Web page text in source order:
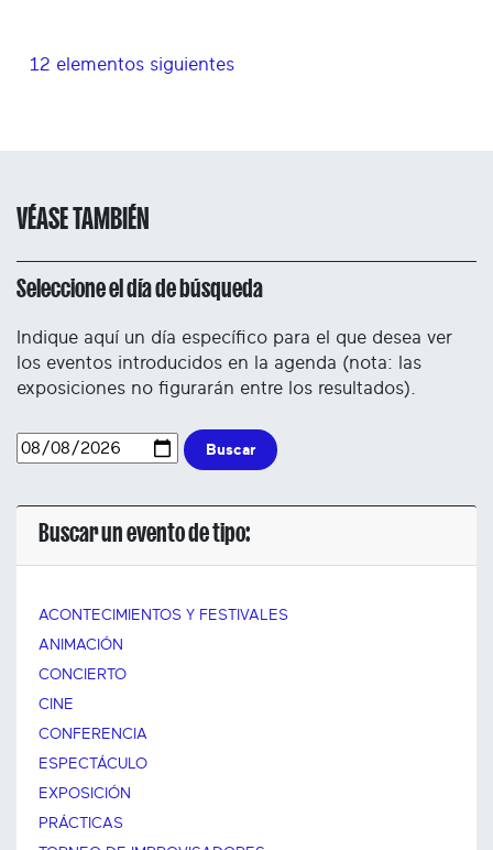
12 elementos siguientes
VÉASE TAMBIÉN
Seleccione el día de búsqueda
Indique aquí un día específico para el que desea ver
los eventos introducidos en la agenda (nota: las
exposiciones no figurarán entre los resultados).
Buscar
Buscar un evento de tipo:
ACONTECIMIENTOS Y FESTIVALES
ANIMACIÓN
CONCIERTO
CINE
CONFERENCIA
ESPECTÁCULO
EXPOSICIÓN
PRÁCTICAS